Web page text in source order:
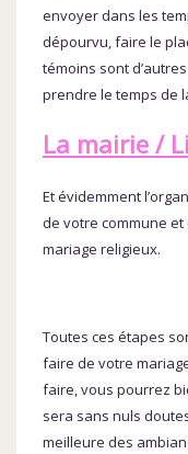
envoyer dans les
dépourvu, faire le
témoins sont
prendre le temps de
La mairie /
Et évidemment
de votre commune et
mariage religieux.
Toutes ces étapes
faire de votre
faire, vous pourrez
sera sans nuls
meilleure des